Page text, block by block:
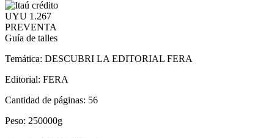
UYU 1.267
PREVENTA
Guía de talles
Temática: DESCUBRI LA EDITORIAL FERA
Editorial: FERA
Cantidad de páginas: 56
Peso: 250000g